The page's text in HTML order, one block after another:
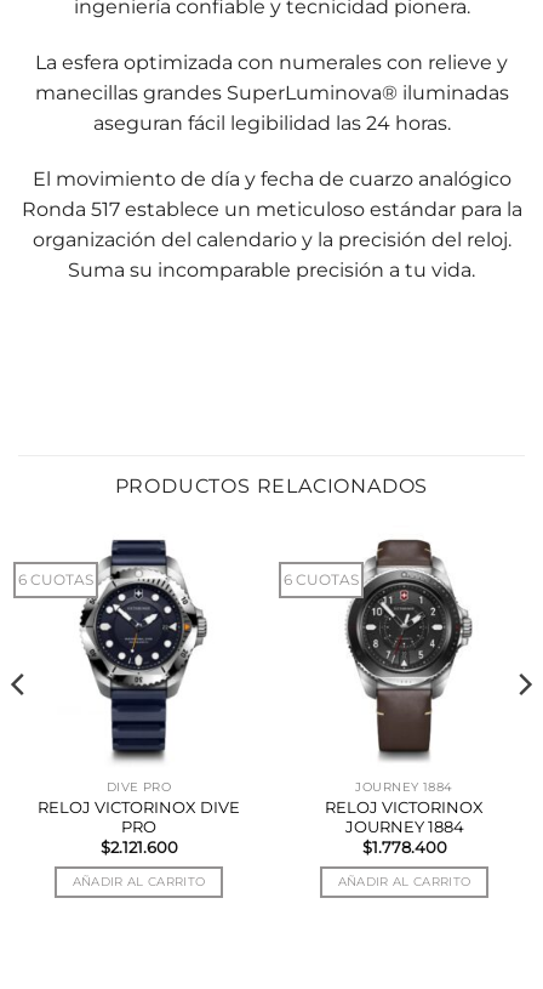
ingeniería confiable y tecnicidad pionera.
La esfera optimizada con numerales con relieve y
manecillas grandes SuperLuminova® iluminadas
aseguran fácil legibilidad las 24 horas.
El movimiento de día y fecha de cuarzo analógico
Ronda 517 establece un meticuloso estándar para la
organización del calendario y la precisión del reloj.
Suma su incomparable precisión a tu vida.
PRODUCTOS RELACIONADOS
6 CUOTAS
DIVE PRO
RELOJ VICTORINOX DIVE
PRO
$2.121.600
AÑADIR AL CARRITO
6 CUOTAS
JOURNEY 1884
RELOJ VICTORINOX
JOURNEY 1884
$1.778.400
AÑADIR AL CARRITO